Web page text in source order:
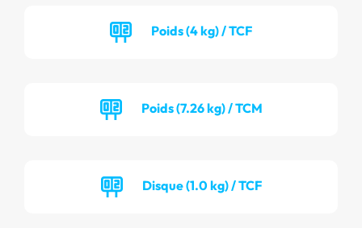
Poids (4 kg) / TCF
Poids (7.26 kg) / TCM
Disque (1.0 kg) / TCF